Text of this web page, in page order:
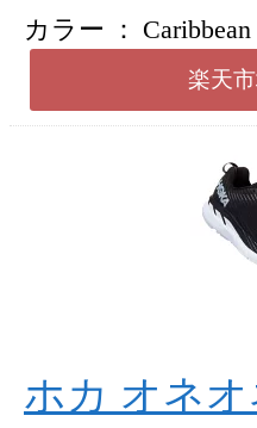
カラー
楽天
ホカ オネオ